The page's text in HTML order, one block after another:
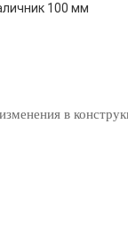
100 мм
в